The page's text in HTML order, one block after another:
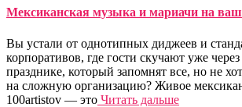
Мексиканская музыка и мариачи на
Вы устали от однотипных диджеев и
корпоративов, где гости скучают уже
празднике, который запомнят все, но не
на сложную организацию? Живое
100artistov — это Читать дальше